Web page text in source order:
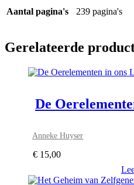
Aantal pagina's 239 pagina's
Gerelateerde
De
Anneke Huyser
€ 15,00